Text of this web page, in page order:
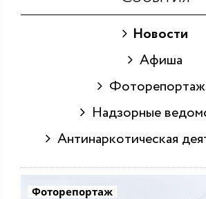
Новости
Афиша
Надзорные
Антинаркотическая
Фоторепортаж